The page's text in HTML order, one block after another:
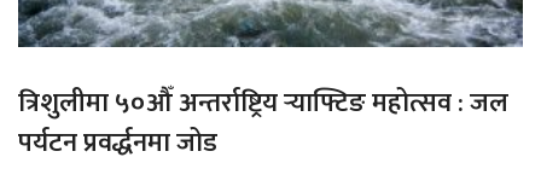
त्रिशुलीमा ५०औँ अन्तर्राष्ट्रिय र्‍याफ्टिङ महोत्सव : जल
पर्यटन प्रवर्द्धनमा जोड